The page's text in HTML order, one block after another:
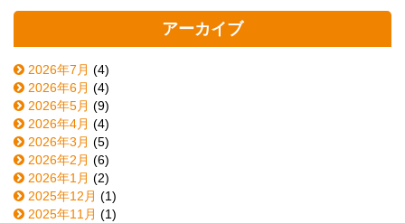
アーカイブ
2026年7月 (4)
2026年6月 (4)
2026年5月 (9)
2026年4月 (4)
2026年3月 (5)
2026年2月 (6)
2026年1月 (2)
2025年12月 (1)
2025年11月 (1)